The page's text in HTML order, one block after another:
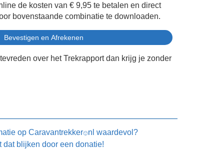
de kosten van € 9,95 te betalen en direct
bovenstaande combinatie te downloaden.
over het Trekrapport dan krijg je zonder
op Caravantrekker🙂nl waardevol?
dat blijken door een donatie!